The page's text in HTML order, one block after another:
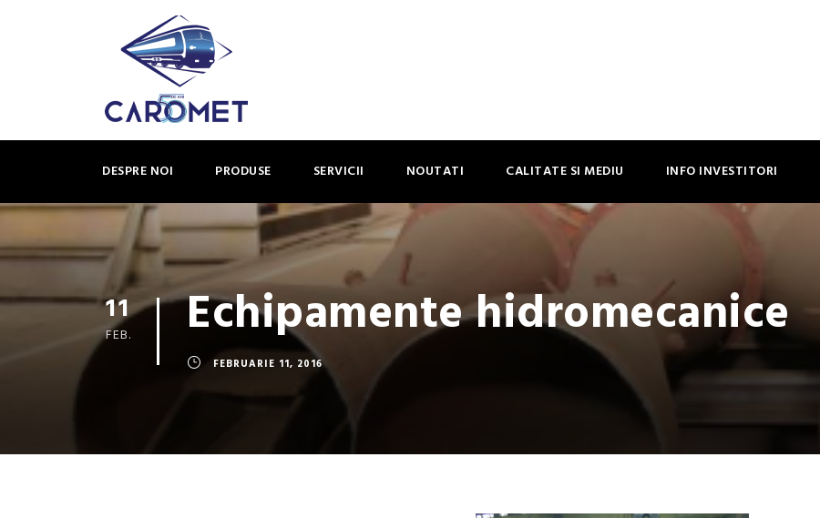
DESPRE NOI PRODUSE SERVICII NOUTATI CALITATE SI MEDIU INFO INVESTITORI
11
FEB. Echipamente hidromecanice
FEBRUARIE 11, 2016